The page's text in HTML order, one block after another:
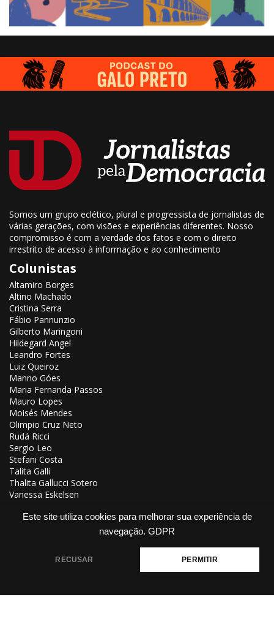
Este site utiliza cookies para melhorar sua experiência de
navegação. GDPR
RECUSAR PERMITIR
Somos um grupo eclético, plural e progressista de jornalistas de
várias gerações, com visões e experiências diferentes. Nosso
compromisso é com a verdade dos fatos e com o direito
irrestrito de acesso à informação e ao conhecimento
Colunistas
Altamiro Borges
Altino Machado
Cristina Serra
Fábio Pannunzio
Gilberto Maringoni
Hildegard Angel
Leandro Fortes
Luiz Queiroz
Manno Góes
Maria Fernanda Passos
Mauro Lopes
Moisés Mendes
Olimpio Cruz Neto
Rudá Ricci
Sergio Leo
Stefani Costa
Talita Galli
Thalita Gallucci Sotero
Vanessa Eskelsen
Chargistas
Renato Aroeira